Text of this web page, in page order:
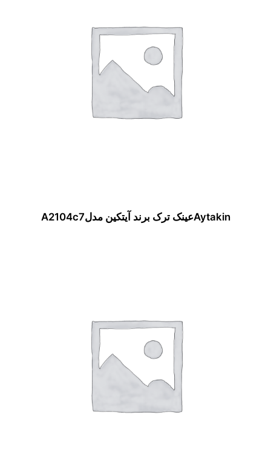
Aytakinعینک ترک برند آیتکین مدلA2104c7